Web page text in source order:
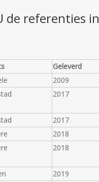
de referenties in
Geleverd
2009
2017
2017
2018
2018
2019